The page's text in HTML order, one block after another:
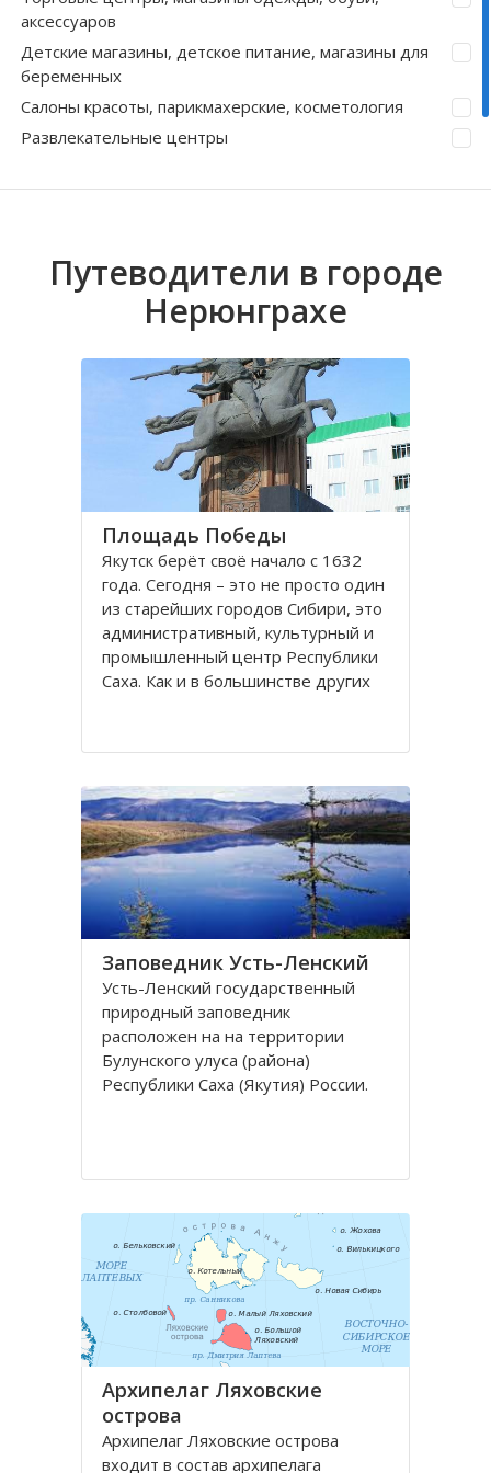
Волгоградская область Иркутская
Кировоградская область Хмельницкая
Восточно-Казахстанская область Северо-
аксессуаров
Детские магазины, детское питание, магазины для
беременных
Салоны красоты, парикмахерские, косметология
Развлекательные центры
Путеводители в городе
Нерюнграхе
Площадь Победы
Якутск берёт своё начало с 1632
года. Сегодня – это не просто один
из старейших городов Сибири, это
административный, культурный и
промышленный центр Республики
Саха. Как и в большинстве других
Орджоникидзе, Дружбы, Победы и
Заповедник Усть-Ленский
Усть-Ленский государственный
природный заповедник
расположен на на территории
Булунского улуса (района)
Республики Саха (Якутия) России.
охранной зоны 1050000 га, создан
сохранения и изучения
Архипелаг Ляховские
острова
Архипелаг Ляховские острова
входит в состав архипелага